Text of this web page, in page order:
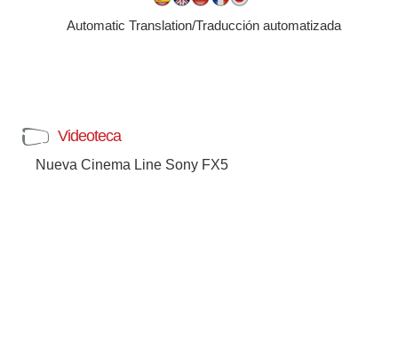
Automatic Translation/Traducción automatizada
Videoteca
Nueva Cinema Line Sony FX5